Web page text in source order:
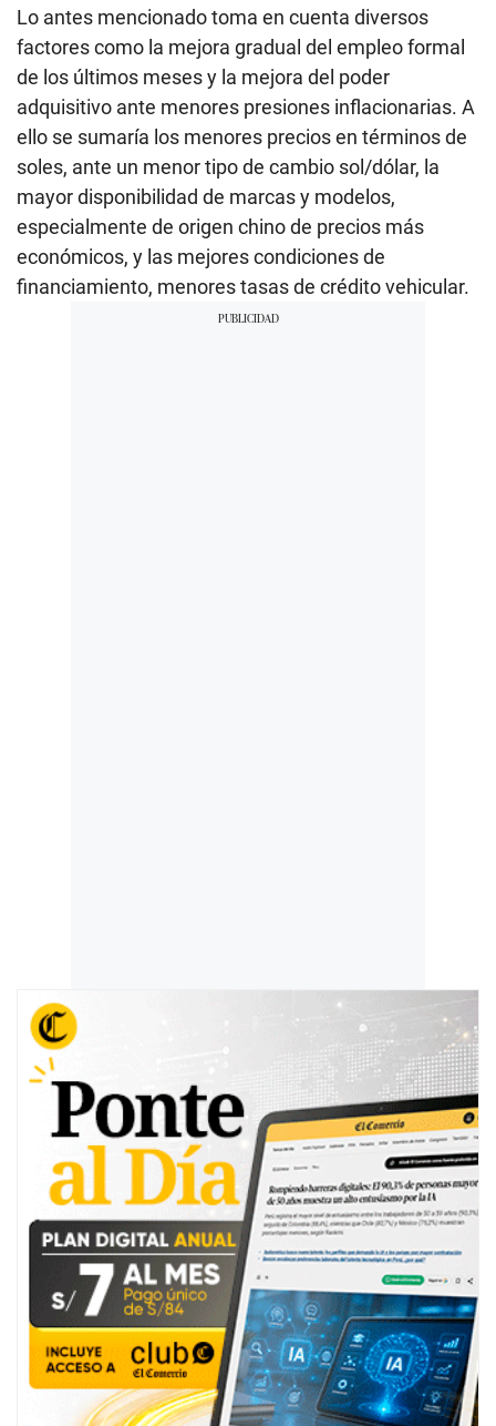
Lo antes mencionado toma en cuenta diversos
factores como la mejora gradual del empleo formal
de los últimos meses y la mejora del poder
adquisitivo ante menores presiones inflacionarias. A
ello se sumaría los menores precios en términos de
soles, ante un menor tipo de cambio sol/dólar, la
mayor disponibilidad de marcas y modelos,
especialmente de origen chino de precios más
económicos, y las mejores condiciones de
financiamiento, menores tasas de crédito vehicular.